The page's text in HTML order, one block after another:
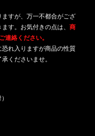
すが、万一不都合がござ
す。お気付きの点は、 商
絡ください。
れ入りますが商品の性質
くださいませ。